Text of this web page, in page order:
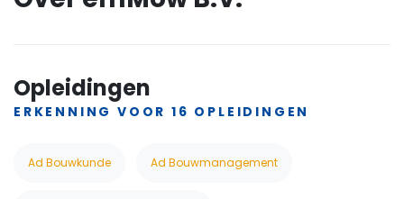
Opleidingen
ERKENNING VOOR 16 OPLEIDINGEN
Ad Bouwkunde Ad Bouwmanagement